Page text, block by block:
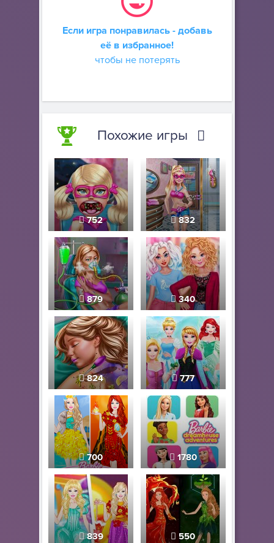
Если игра понравилась - добавь
её в избранное!
чтобы не потерять
Похожие игры
752 832
879 340
824 777
700 1780
839 550